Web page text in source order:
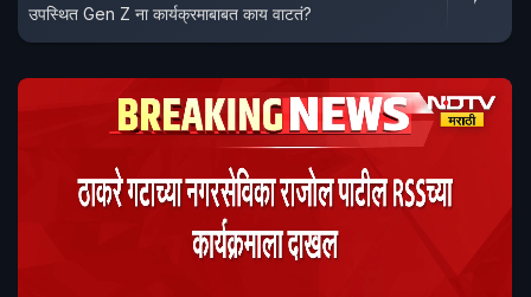
उपस्थित Gen Z ना कार्यक्रमाबाबत काय वाटतं?